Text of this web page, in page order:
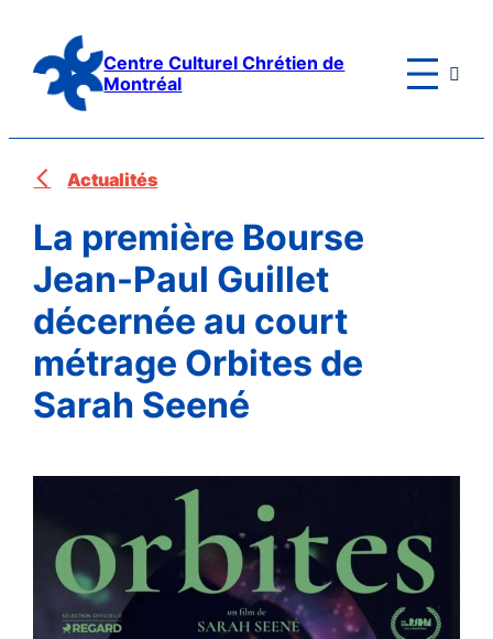
contenu
Centre Culturel Chrétien de
Montréal

Actualités
La première Bourse
Jean-Paul Guillet
décernée au court
métrage Orbites de
Sarah Seené